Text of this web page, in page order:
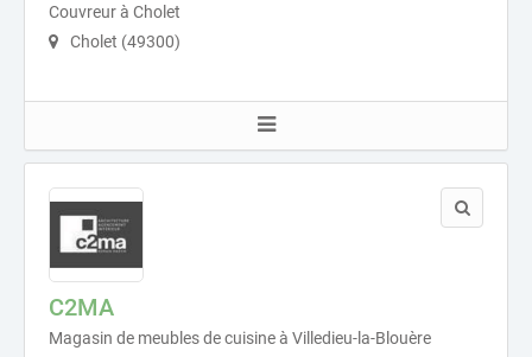
Couvreur à Cholet
Cholet (49300)
C2MA
Magasin de meubles de cuisine à Villedieu-la-Blouère